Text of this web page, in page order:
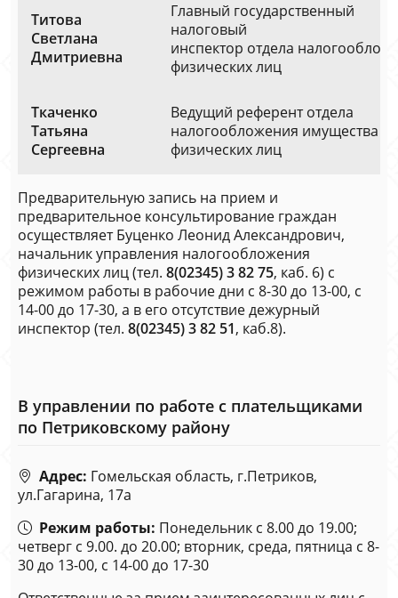
Титова
Светлана
Дмитриевна
Главный государственный
налоговый
инспектор отдела
физических лиц
Ткаченко
Татьяна
Сергеевна
Ведущий референт отдела
налогообложения имущества
физических лиц
Предварительную запись на прием и
предварительное консультирование граждан
осуществляет Буценко Леонид Александрович,
начальник управления налогообложения
физических лиц (тел. 8(02345) 3 82 75, каб. 6) с
режимом работы в рабочие дни с 8-30 до 13-00, с
14-00 до 17-30, а в его отсутствие дежурный
инспектор (тел. 8(02345) 3 82 51, каб.8).
В управлении по работе с плательщиками
по Петриковскому району
Адрес: Гомельская область, г.Петриков,
ул.Гагарина, 17а
Режим работы: Понедельник с 8.00 до 19.00;
четверг с 9.00. до 20.00; вторник, среда, пятница с 8-
30 до 13-00, с 14-00 до 17-30